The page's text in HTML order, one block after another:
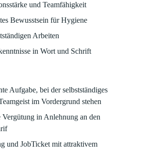
und Teamfähigkeit
Bewusstsein für Hygiene
Arbeiten
in Wort und Schrift
Aufgabe, bei der selbstständiges
im Vordergrund stehen
Vergütung in Anlehnung an den
und JobTicket mit attraktivem